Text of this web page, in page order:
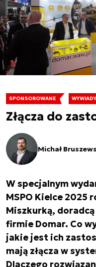
SPONSOROWANE WYWIADY
Złącza do
Michał
W specjalnym
MSPO Kielce 2025
Miszkurką,
firmie Domar. Co
jakie jest ich
mają złącza w
Dlaczego